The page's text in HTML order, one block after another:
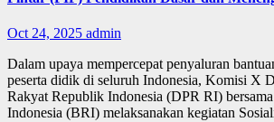
Oct 24, 2025 admin
Dalam upaya mempercepat penyaluran
peserta didik di seluruh Indonesia, Komisi X
Rakyat Republik Indonesia (DPR RI)
Indonesia (BRI) melaksanakan kegiatan